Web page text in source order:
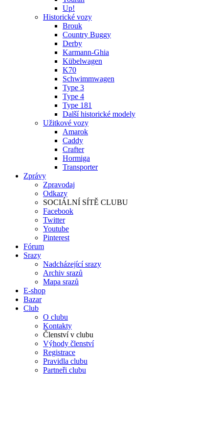
Up!
Historické vozy
Brouk
Country Buggy
Derby
Karmann-Ghia
Kübelwagen
K70
Schwimmwagen
Type 3
Type 4
Type 181
Další historické modely
Užitkové vozy
Amarok
Caddy
Crafter
Hormiga
Transporter
Zprávy
Zpravodaj
Odkazy
SOCIÁLNÍ SÍTĚ CLUBU
Facebook
Twitter
Youtube
Pinterest
Fórum
Srazy
Nadcházející srazy
Archiv srazů
Mapa srazů
E-shop
Bazar
Club
O clubu
Kontakty
Členství v clubu
Výhody členství
Registrace
Pravidla clubu
Partneři clubu